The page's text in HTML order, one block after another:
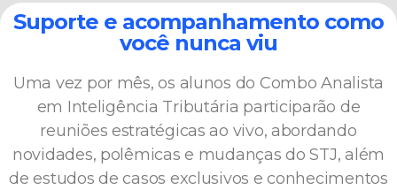
Suporte e acompanhamento como
você nunca viu
Uma vez por mês, os alunos do Combo Analista
em Inteligência Tributária participarão de
reuniões estratégicas ao vivo, abordando
novidades, polêmicas e mudanças do STJ, além
de estudos de casos exclusivos e conhecimentos